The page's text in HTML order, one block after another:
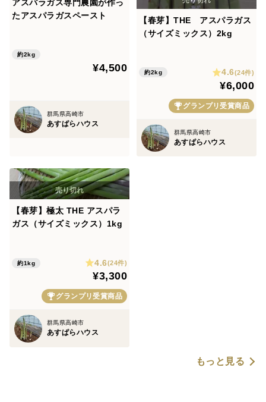
アスパラガス専門農園が作っ
たアスパラガスペースト
約2kg
¥4,500
群馬県高崎市
あすぱらハウス
【春芽】THE アスパラガス
（サイズミックス）2kg
約2kg 4.6(24件)
¥6,000
グランプリ受賞商品
群馬県高崎市
あすぱらハウス
【春芽】極太 THE アスパラ
ガス（サイズミックス）1kg
約1kg 4.6(24件)
¥3,300
グランプリ受賞商品
群馬県高崎市
あすぱらハウス
もっと見る